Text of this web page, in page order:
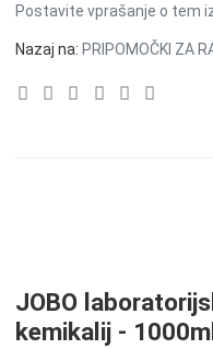
Postavite vprašanje o tem
Nazaj na: PRIPOMOČKI ZA
JOBO
kemikalij -